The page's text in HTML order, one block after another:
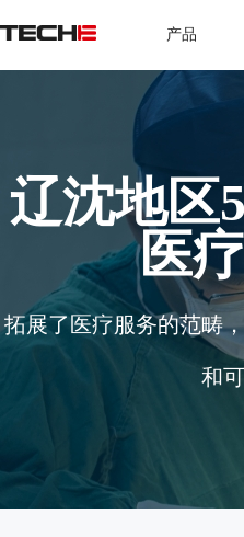
产品
辽沈地区
医
拓展了医疗服务的范畴
和